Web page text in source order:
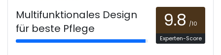
Multifunktionales Design
für beste Pflege
9.8 /10
Experten-Score